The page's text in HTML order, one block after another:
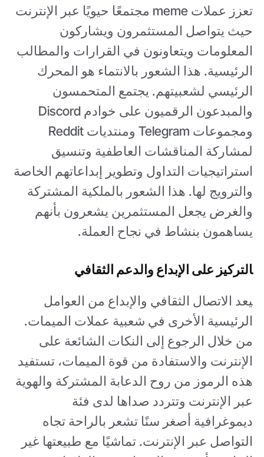
تعزز عملات meme مجتمعًا حيويًا عبر الإنترنت
حيث يتواصل المستثمرون ويشاركون
المعلومات ويتعاونون في القرارات والمطالب
الرئيسية. هذا الشعور بالانتماء هو المحرك
الرئيسي لشعبيتهم. يجتمع المتحمسون
والمبدعون الرقميون على خوادم Discord
ومجموعات Telegram ومنتديات Reddit
لمشاركة المناقشات العاطفية وتنسيق
استراتيجيات التداول وتطوير إبداعاتهم الخاصة
والترويج لها. هذا الشعور بالملكية المشتركة
والغرض يجعل المستثمرين يشعرون بأنهم
يساهمون بنشاط في نجاح العملة.
التركيز على الإبداع والدعم الثقافي
يعد الاتصال الثقافي والإبداع من العوامل
الرئيسية الأخرى في شعبية عملات الميمات.
من خلال الرجوع إلى النكات الشائعة على
الإنترنت والاستفادة من قوة الميمات، تستفيد
هذه الرموز من روح الدعابة المشتركة والهوية
عبر الإنترنت وتتردد صداها لدى فئة
ديموغرافية أصغر سنًا تشعر بالراحة تجاه
التواصل عبر الإنترنت. تماشيًا مع طبيعتها غير